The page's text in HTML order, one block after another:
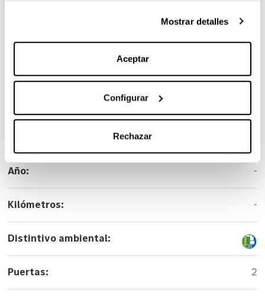
información sobre el uso de cookies y sus derechos vea
nuestraPolítica de Cookies.
Mostrar detalles
Aceptar
Configurar
Rechazar
CLE 53 4MATIC+ Cabrio
Año: -
Kilómetros: -
Distintivo ambiental:
Puertas: 2